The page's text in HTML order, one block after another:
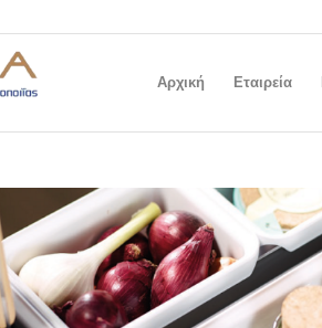
Αρχική Εταιρεία